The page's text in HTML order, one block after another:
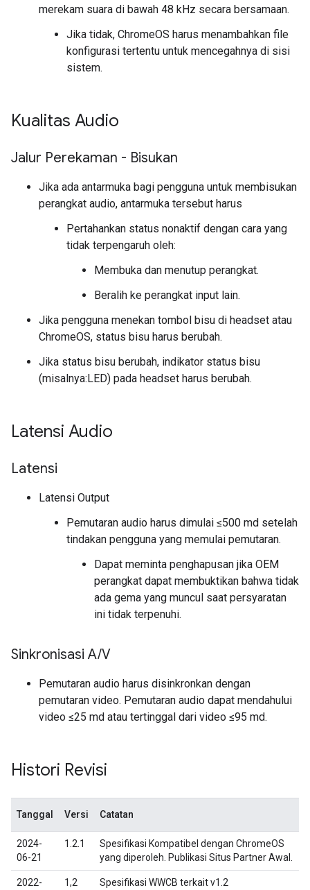
merekam suara di bawah 48 kHz secara bersamaan.
Jika tidak, ChromeOS harus menambahkan file
konfigurasi tertentu untuk mencegahnya di sisi
sistem.
Kualitas Audio
Jalur Perekaman - Bisukan
Jika ada antarmuka bagi pengguna untuk membisukan
perangkat audio, antarmuka tersebut harus
Pertahankan status nonaktif dengan cara yang
tidak terpengaruh oleh:
Membuka dan menutup perangkat.
Beralih ke perangkat input lain.
Jika pengguna menekan tombol bisu di headset atau
ChromeOS, status bisu harus berubah.
Jika status bisu berubah, indikator status bisu
(misalnya:LED) pada headset harus berubah.
Latensi Audio
Latensi
Latensi Output
Pemutaran audio harus dimulai ≤500 md setelah
tindakan pengguna yang memulai pemutaran.
Dapat meminta penghapusan jika OEM
perangkat dapat membuktikan bahwa tidak
ada gema yang muncul saat persyaratan
ini tidak terpenuhi.
Sinkronisasi A/V
Pemutaran audio harus disinkronkan dengan
pemutaran video. Pemutaran audio dapat mendahului
video ≤25 md atau tertinggal dari video ≤95 md.
Histori Revisi
Tanggal Versi Catatan
2024-
06-21
1.2.1
Spesifikasi Kompatibel dengan ChromeOS
yang diperoleh. Publikasi Situs Partner Awal.
2022-
1,2 Spesifikasi WWCB terkait v1.2